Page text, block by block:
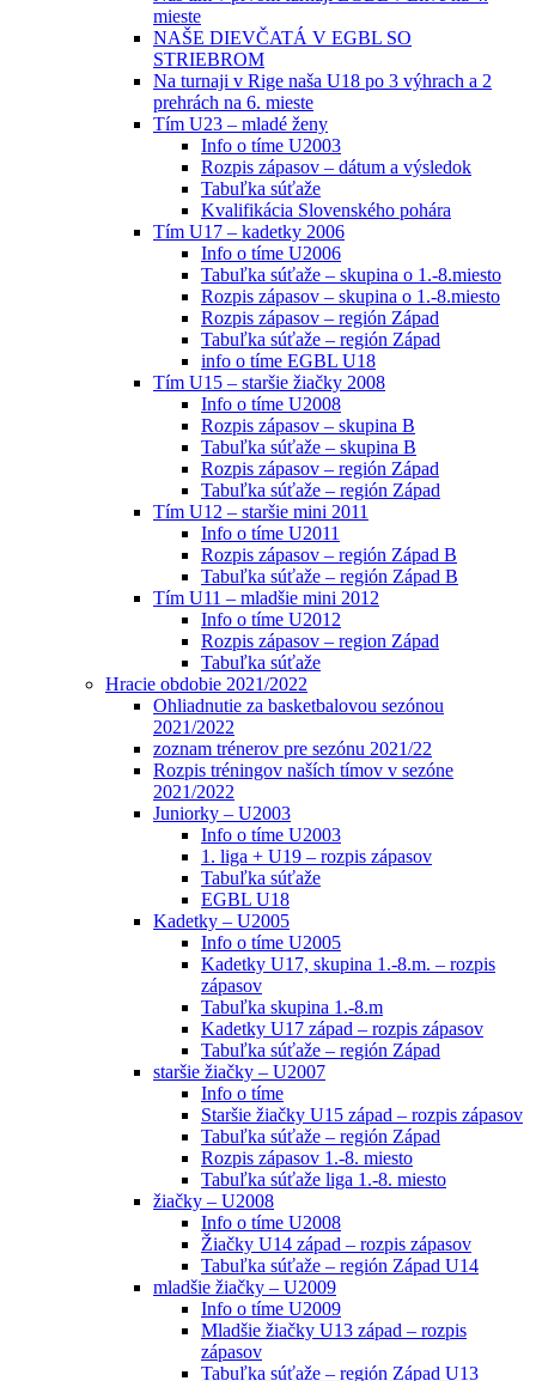
mieste
NAŠE DIEVČATÁ V EGBL SO
STRIEBROM
Na turnaji v Rige naša U18 po 3 výhrach a 2
prehrách na 6. mieste
Tím U23 – mladé ženy
Info o tíme U2003
Rozpis zápasov – dátum a výsledok
Tabuľka súťaže
Kvalifikácia Slovenského pohára
Tím U17 – kadetky 2006
Info o tíme U2006
Tabuľka súťaže – skupina o 1.-8.miesto
Rozpis zápasov – skupina o 1.-8.miesto
Rozpis zápasov – región Západ
Tabuľka súťaže – región Západ
info o tíme EGBL U18
Tím U15 – staršie žiačky 2008
Info o tíme U2008
Rozpis zápasov – skupina B
Tabuľka súťaže – skupina B
Rozpis zápasov – región Západ
Tabuľka súťaže – región Západ
Tím U12 – staršie mini 2011
Info o tíme U2011
Rozpis zápasov – región Západ B
Tabuľka súťaže – región Západ B
Tím U11 – mladšie mini 2012
Info o tíme U2012
Rozpis zápasov – region Západ
Tabuľka súťaže
Hracie obdobie 2021/2022
Ohliadnutie za basketbalovou sezónou
2021/2022
zoznam trénerov pre sezónu 2021/22
Rozpis tréningov naších tímov v sezóne
2021/2022
Juniorky – U2003
Info o tíme U2003
1. liga + U19 – rozpis zápasov
Tabuľka súťaže
EGBL U18
Kadetky – U2005
Info o tíme U2005
Kadetky U17, skupina 1.-8.m. – rozpis
zápasov
Tabuľka skupina 1.-8.m
Kadetky U17 západ – rozpis zápasov
Tabuľka súťaže – región Západ
staršie žiačky – U2007
Info o tíme
Staršie žiačky U15 západ – rozpis zápasov
Tabuľka súťaže – región Západ
Rozpis zápasov 1.-8. miesto
Tabuľka súťaže liga 1.-8. miesto
žiačky – U2008
Info o tíme U2008
Žiačky U14 západ – rozpis zápasov
Tabuľka súťaže – región Západ U14
mladšie žiačky – U2009
Info o tíme U2009
Mladšie žiačky U13 západ – rozpis
zápasov
Tabuľka súťaže – región Západ U13